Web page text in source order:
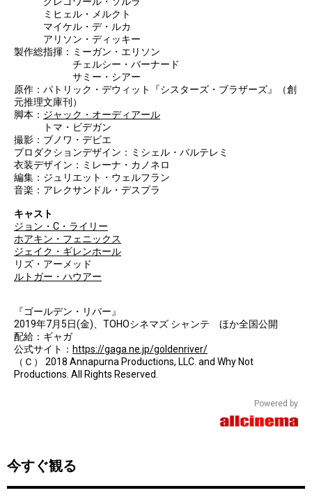
ミヒェル・メルクト
マイケル・デ・ルカ
アリソン・ディッキー
製作総指揮：ミーガン・エリソン
チェルシー・バーナード
サミー・シアー
原作：パトリック・デウィット『シスターズ・ブラザーズ』（創
元推理文庫刊）
脚本： ジャック・オーディアール
トマ・ビデガン
撮影：ブノワ・デビエ
プロダクションデザイン：ミシェル・バルテレミ
衣装デザイン：ミレーナ・カノネロ
編集：ジュリエット・ウェルフラン
音楽：アレクサンドル・デスプラ
キャスト
ジョン・C・ライリー
ホアキン・フェニックス
ジェイク・ギレンホール
リズ・アーメッド
ルトガー・ハウアー
『ゴールデン・リバー』
2019年7月5日(金)、TOHOシネマズ シャンテ ほか全国公開
配給：ギャガ
公式サイト： https://gaga.ne.jp/goldenriver/
（Ｃ） 2018 Annapurna Productions, LLC. and Why Not
Productions. All Rights Reserved.
Powered by
今すぐ観る